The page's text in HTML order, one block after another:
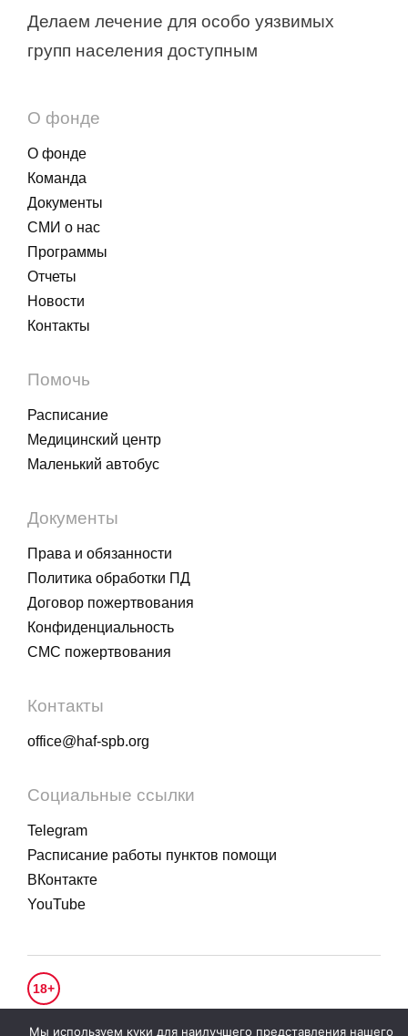
Делаем лечение для особо уязвимых
групп населения доступным
О фонде
О фонде
Команда
Документы
СМИ о нас
Программы
Отчеты
Новости
Контакты
Помочь
Расписание
Медицинский центр
Маленький автобус
Документы
Права и обязанности
Политика обработки ПД
Договор пожертвования
Конфиденциальность
СМС пожертвования
Контакты
office@haf-spb.org
Социальные ссылки
Telegram
Расписание работы пунктов помощи
ВКонтакте
YouTube
18+
© 2020 - 2026.
Мы используем куки для наилучшего представления нашего